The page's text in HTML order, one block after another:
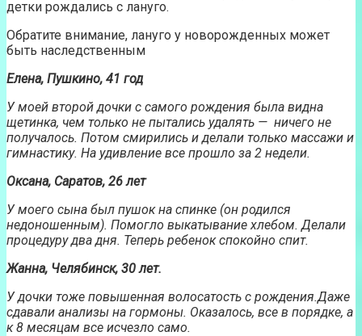
детки рождались с лануго.
Обратите внимание, лануго у новорожденных может
быть наследственным
Елена, Пушкино, 41 год
У моей второй дочки с самого рождения была видна
щетинка, чем только не пытались удалять — ничего не
получалось. Потом смирились и делали только массажи и
гимнастику. На удивление все прошло за 2 недели.
Оксана, Саратов, 26 лет
У моего сына был пушок на спинке (он родился
недоношенным). Помогло выкатывание хлебом. Делали
процедуру два дня. Теперь ребенок спокойно спит.
Жанна, Челябинск, 30 лет.
У дочки тоже повышенная волосатость с рождения.Даже
сдавали анализы на гормоны. Оказалось, все в порядке, а
к 8 месяцам все исчезло само.